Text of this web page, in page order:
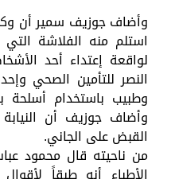
وأضاف جوزيف سمير أن
استلم منه الفلاشة
لواقعة إعتداء أحد
النصر للتأمين الصحي
وطبيب باستخدام
وأضاف جوزيف أن النيابة
القبض على الجاني.
من ناحيته قال محمود